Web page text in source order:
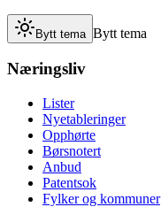
Bytt tema Bytt tema
Næringsliv
Lister
Nyetableringer
Opphørte
Børsnotert
Anbud
Patentsok
Fylker og kommuner